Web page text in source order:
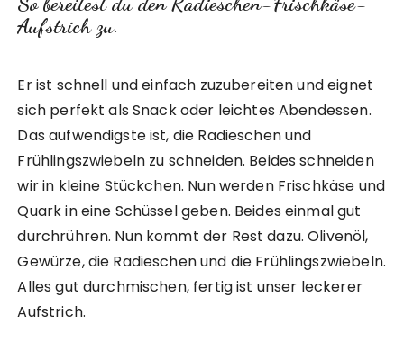
Aufstrich zu.
Er ist schnell und einfach zuzubereiten und eignet
sich perfekt als Snack oder leichtes Abendessen.
Das aufwendigste ist, die Radieschen und
Frühlingszwiebeln zu schneiden. Beides schneiden
wir in kleine Stückchen. Nun werden Frischkäse und
Quark in eine Schüssel geben. Beides einmal gut
durchrühren. Nun kommt der Rest dazu. Olivenöl,
Gewürze, die Radieschen und die Frühlingszwiebeln.
Alles gut durchmischen, fertig ist unser leckerer
Aufstrich.